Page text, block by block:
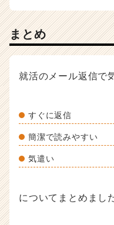
まとめ
就活のメール返信で
すぐに返信
簡潔で読みやすい
気遣い
についてまとめまし